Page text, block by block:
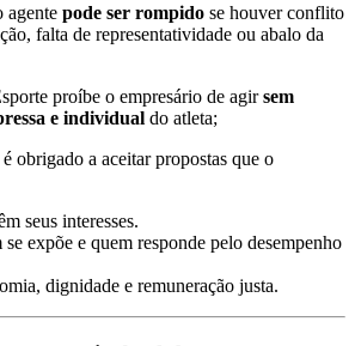
agente pode ser rompido se houver conflito
falta de representatividade ou abalo da
proíbe o empresário de agirsem
e individual do atleta;
é obrigado a aceitar propostas que o
seus interesses.
se expõe e quem responde pelo desempenho
dignidade e remuneração justa.